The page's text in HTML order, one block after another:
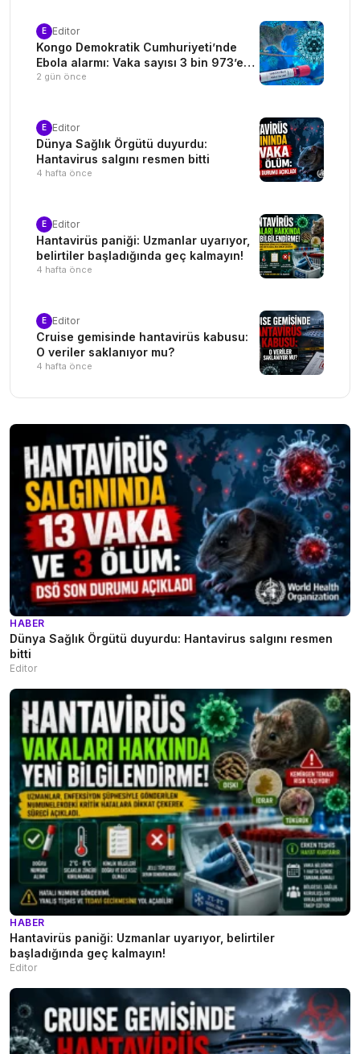
E Editor
Kongo Demokratik Cumhuriyeti’nde
Ebola alarmı: Vaka sayısı 3 bin 973’e
yükseldi
2 gün önce
E Editor
Dünya Sağlık Örgütü duyurdu:
Hantavirus salgını resmen bitti
4 hafta önce
E Editor
Hantavirüs paniği: Uzmanlar uyarıyor,
belirtiler başladığında geç kalmayın!
4 hafta önce
E Editor
Cruise gemisinde hantavirüs kabusu:
O veriler saklanıyor mu?
4 hafta önce
HABER
Dünya Sağlık Örgütü duyurdu: Hantavirus salgını resmen
bitti
Editor
HABER
Hantavirüs paniği: Uzmanlar uyarıyor, belirtiler
başladığında geç kalmayın!
Editor